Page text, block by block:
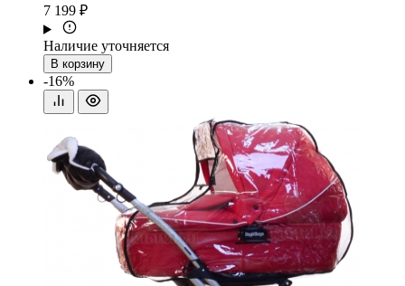
7 199 ₽
Наличие уточняется
В корзину
-16%